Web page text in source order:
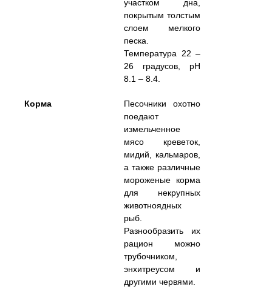
участком дна,
покрытым толстым
слоем мелкого
песка.
Температура 22 –
26 градусов, pH
8.1 – 8.4.
Корма
Песочники охотно
поедают
измельченное
мясо креветок,
мидий, кальмаров,
а также различные
мороженые корма
для некрупных
животноядных
рыб.
Разнообразить их
рацион можно
трубочником,
энхитреусом и
другими червями.